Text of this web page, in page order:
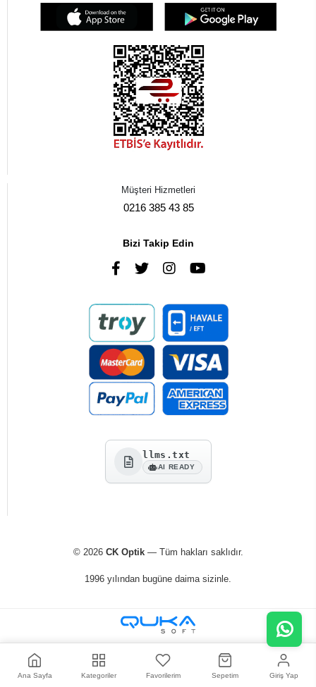
Müşteri Hizmetleri
0216 385 43 85
Bizi Takip Edin
llms.txt
AI READY
© 2026 CK Optik— Tüm hakları saklıdır.
1996 yılından bugüne daima sizinle.
Ana Sayfa Kategoriler Favorilerim Sepetim Giriş Yap